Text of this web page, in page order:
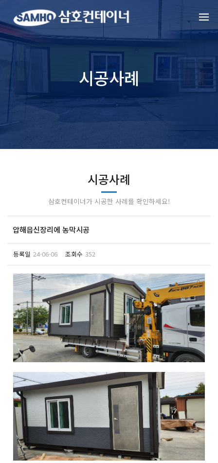
시공사례
시공사례
삼호컨테이너가 시공한 사례를 확인하세요!
압해읍신장리에 농막시공
등록일 24-06-06 조회수 352